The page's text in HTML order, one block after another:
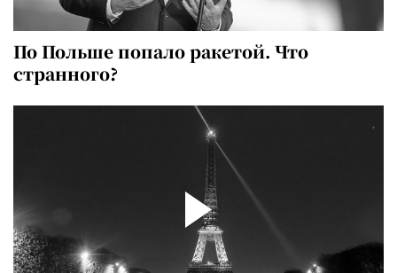
По Польше попало ракетой. Что
странного?